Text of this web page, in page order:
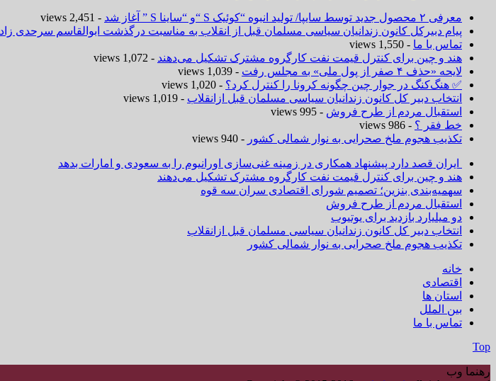
معرفی ۲ محصول جدید توسط سایپا/ تولید انبوه “کوئیک S “و “ساینا S ” آغاز شد
- 2,451 views
پیام دبیرکل کانون زندانیان سیاسی مسلمان قبل از انقلاب به مناسبت درگذشت ابوالقاسم سرحدی
تماس با ما - 1,550 views
هند و چین برای کنترل قیمت نفت کارگروه مشترک تشکیل می‌دهند - 1,072 views
لایحه «حذف ۴ صفر از پول ملی» به مجلس رفت
- 1,039 views
✅ هنگ‌کنگ در جوار چین چگونه کرونا را کنترل کرد؟ - 1,020 views
انتخاب دبیر کل کانون زندانیان سیاسی مسلمان قبل ازانقلاب - 1,019 views
استقبال مردم از طرح فروش - 995 views
خط فقر ؟ - 986 views
تکذیب هجوم ملخ صحرایی به نوار شمالی کشور - 940 views
ایران قصد دارد پیشنهاد همکاری در زمینه غنی‌سازی اورانیوم را به سعودی و امارات بدهد
هند و چین برای کنترل قیمت نفت کارگروه مشترک تشکیل می‌دهند
سهمیه‌بندی بنزین؛ تصمیم شورای اقتصادی سران سه قوه
استقبال مردم از طرح فروش
دو میلیارد بازدید برای یوتیوب
انتخاب دبیر کل کانون زندانیان سیاسی مسلمان قبل ازانقلاب
تکذیب هجوم ملخ صحرایی به نوار شمالی کشور
خانه
اقتصادی
استان ها
بین الملل
تماس با ما
Top
رهنما وب